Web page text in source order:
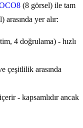
(8 görsel) ile tam
yer alır:
4 doğrulama) - hızlı
çeşitlilik arasında
- kapsamlıdır ancak